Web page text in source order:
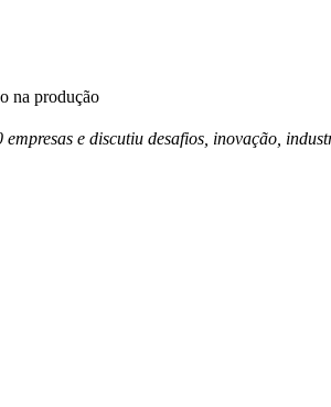
na produção
e discutiu desafios, inovação,